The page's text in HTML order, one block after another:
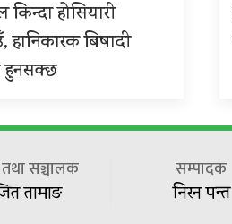
होसियारी
हानिकारक बिषादी
हुनसक्छ
सञ्चालक
तामाङ
सम्पादक
निरन पन्त